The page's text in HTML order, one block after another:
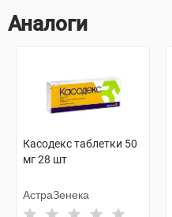
Аналоги
Касодекс таблетки 50
мг 28 шт
АстраЗенека